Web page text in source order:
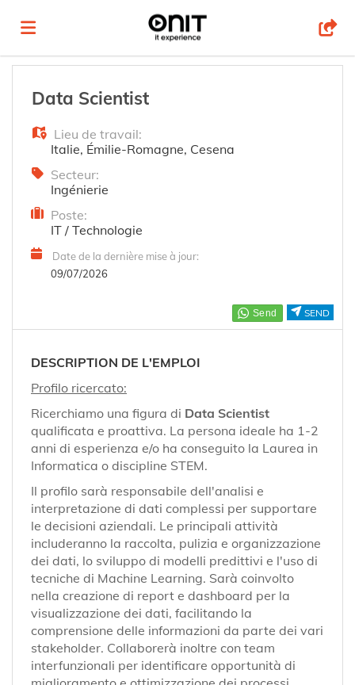
Emplois
Déposez
EN
FR
IT
DE
ES
PT
SEND
Data Scientist
Lieu de travail:
Italie, Émilie-Romagne, Cesena
Secteur:
Ingénierie
Poste:
IT / Technologie
Date de la dernière mise à jour:
09/07/2026
DESCRIPTION DE L'EMPLOI
Profilo ricercato:
Ricerchiamo una figura di Data Scientist
qualificata e proattiva. La persona ideale ha 1-2
anni di esperienza e/o ha conseguito la Laurea in
Informatica o discipline STEM.
Il profilo sarà responsabile dell'analisi e
interpretazione di dati complessi per supportare
le decisioni aziendali. Le principali attività
includeranno la raccolta, pulizia e organizzazione
dei dati, lo sviluppo di modelli predittivi e l'uso di
tecniche di Machine Learning. Sarà coinvolto
nella creazione di report e dashboard per la
visualizzazione dei dati, facilitando la
comprensione delle informazioni da parte dei vari
stakeholder. Collaborerà inoltre con team
interfunzionali per identificare opportunità di